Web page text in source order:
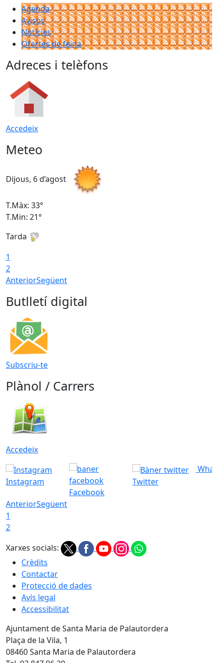
Agenda
Avisos
Notícies
Ofertes de feina
Adreces i telèfons
Accedeix
Meteo
Dijous, 6 d’agost
T.Màx: 33°
T.Min: 21°
Tarda
1
2
AnteriorSegüent
Butlletí digital
Subscriu-te
Plànol / Carrers
Accedeix
Instagram
Facebook
Twitter
AnteriorSegüent
1
2
Xarxes socials:
Crèdits
Contactar
Protecció de dades
Avís legal
Accessibilitat
Ajuntament de Santa Maria de Palautordera
Plaça de la Vila, 1
08460 Santa Maria de Palautordera